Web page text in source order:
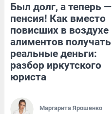
Был долг, а теперь —
пенсия! Как вместо
повисших в воздухе
алиментов получать
реальные деньги:
разбор иркутского
юриста
Маргарита Ярошенко